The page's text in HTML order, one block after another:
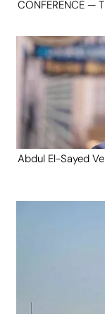
CONFERENCE —
Abdul El-Sayed